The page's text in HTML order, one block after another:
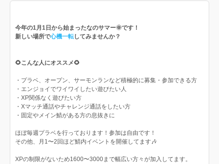
今年の1月1日から始まったなのサマー🌞です！
新しい場所で心機一転してみませんか？
🌻こんな人にオススメ🌻
・プラベ、オープン、サーモンランなど積極的に募集・参加できる方
・エンジョイでワイワイしたい遊びたい人
・XP関係なく遊びたい方
・Xマッチ通話やチャレンジ通話をしたい方
・固定やメイン鯖がある方の息抜きに
ほぼ毎週プラベを行っております！参加は自由です！
その他、月1〜2回ほど鯖内イベントを開催してます🎶
XPの制限がないため1600〜3000まで幅広い方々が加入してます。